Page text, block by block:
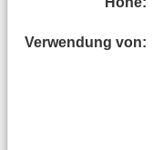
Verwendung von: